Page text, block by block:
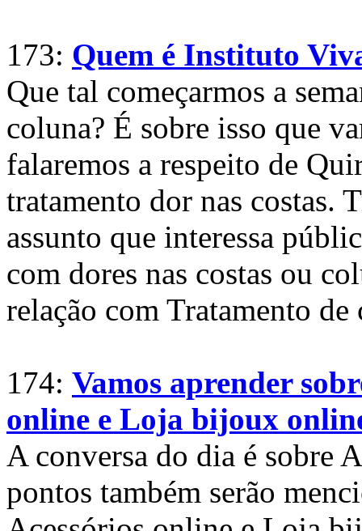
173: Quem é Instituto
Que tal começarmos a
coluna? É sobre isso que
falaremos a respeito de
tratamento dor nas costas.
assunto que interessa
com dores nas costas ou
relação com Tratamento
174: Vamos aprender
online e Loja bijoux
A conversa do dia é sobre
pontos também serão